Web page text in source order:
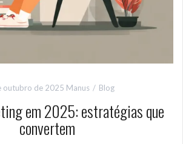
outubro de 2025 Manus Blog
em 2025: estratégias que
convertem